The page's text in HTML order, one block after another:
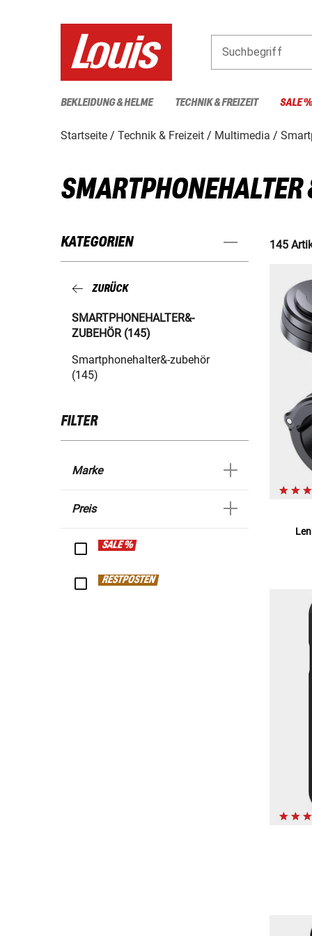
Suchbegriff
BEKLEIDUNG & HELME TECHNIK & FREIZEIT SALE %
Startseite Technik & Freizeit Multimedia
SMARTPHONEHALTER
KATEGORIEN
ZURÜCK
SMARTPHONEHALTER&-
ZUBEHÖR (145)
Smartphonehalter&-zubehör
(145)
FILTER
Marke
Preis
SALE %
RESTPOSTEN
145